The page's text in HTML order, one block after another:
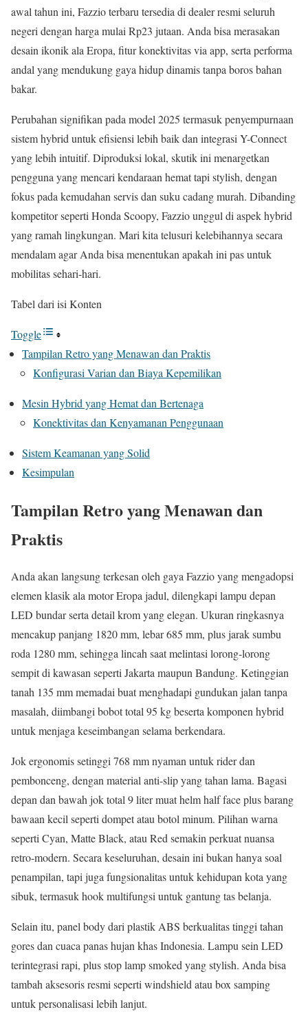
awal tahun ini, Fazzio terbaru tersedia di dealer resmi seluruh
negeri dengan harga mulai Rp23 jutaan. Anda bisa merasakan
desain ikonik ala Eropa, fitur konektivitas via app, serta performa
andal yang mendukung gaya hidup dinamis tanpa boros bahan
bakar.
Perubahan signifikan pada model 2025 termasuk penyempurnaan
sistem hybrid untuk efisiensi lebih baik dan integrasi Y-Connect
yang lebih intuitif. Diproduksi lokal, skutik ini menargetkan
pengguna yang mencari kendaraan hemat tapi stylish, dengan
fokus pada kemudahan servis dan suku cadang murah. Dibanding
kompetitor seperti Honda Scoopy, Fazzio unggul di aspek hybrid
yang ramah lingkungan. Mari kita telusuri kelebihannya secara
mendalam agar Anda bisa menentukan apakah ini pas untuk
mobilitas sehari-hari.
Tabel dari isi Konten
Toggle
Tampilan Retro yang Menawan dan Praktis
Konfigurasi Varian dan Biaya Kepemilikan
Mesin Hybrid yang Hemat dan Bertenaga
Konektivitas dan Kenyamanan Penggunaan
Sistem Keamanan yang Solid
Kesimpulan
Tampilan Retro yang Menawan dan
Praktis
Anda akan langsung terkesan oleh gaya Fazzio yang mengadopsi
elemen klasik ala motor Eropa jadul, dilengkapi lampu depan
LED bundar serta detail krom yang elegan. Ukuran ringkasnya
mencakup panjang 1820 mm, lebar 685 mm, plus jarak sumbu
roda 1280 mm, sehingga lincah saat melintasi lorong-lorong
sempit di kawasan seperti Jakarta maupun Bandung. Ketinggian
tanah 135 mm memadai buat menghadapi gundukan jalan tanpa
masalah, diimbangi bobot total 95 kg beserta komponen hybrid
untuk menjaga keseimbangan selama berkendara.
Jok ergonomis setinggi 768 mm nyaman untuk rider dan
pembonceng, dengan material anti-slip yang tahan lama. Bagasi
depan dan bawah jok total 9 liter muat helm half face plus barang
bawaan kecil seperti dompet atau botol minum. Pilihan warna
seperti Cyan, Matte Black, atau Red semakin perkuat nuansa
retro-modern. Secara keseluruhan, desain ini bukan hanya soal
penampilan, tapi juga fungsionalitas untuk kehidupan kota yang
sibuk, termasuk hook multifungsi untuk gantung tas belanja.
Selain itu, panel body dari plastik ABS berkualitas tinggi tahan
gores dan cuaca panas hujan khas Indonesia. Lampu sein LED
terintegrasi rapi, plus stop lamp smoked yang stylish. Anda bisa
tambah aksesoris resmi seperti windshield atau box samping
untuk personalisasi lebih lanjut.